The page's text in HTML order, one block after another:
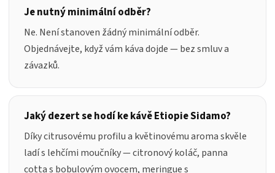
Je nutný minimální odběr?
Ne. Není stanoven žádný minimální odběr.
Objednávejte, když vám káva dojde — bez smluv a
závazků.
Jaký dezert se hodí ke kávě Etiopie Sidamo?
Díky citrusovému profilu a květinovému aroma skvěle
ladí s lehčími moučníky — citronový koláč, panna
cotta s bobulovým ovocem, meringue s